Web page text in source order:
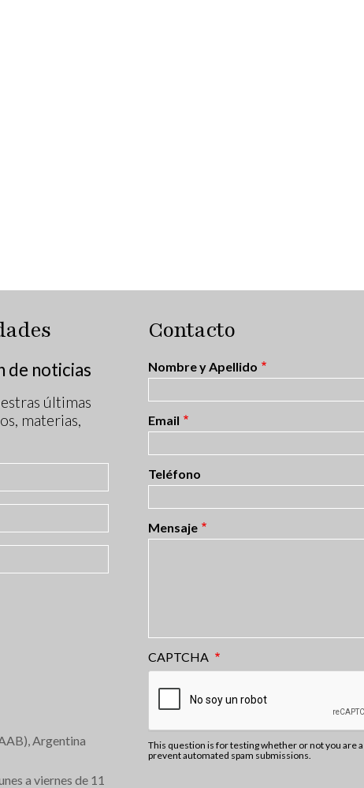
de noticias
últimas
materias,
Argentina
a viernes de 11
Contacto
Nombre y Apellido
Email
Teléfono
Mensaje
CAPTCHA
This question is for testing whether or not you are
prevent automated spam submissions.